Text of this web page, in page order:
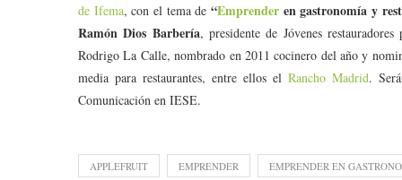
de Ifema, con el tema de“Emprender en gastronomía y
Ramón Dios Barbería, presidente de Jóvenes
Rodrigo La Calle, nombrado en 2011 cocinero del año y
media para restaurantes, entre ellos elRancho Madrid.
Comunicación en IESE.
APPLEFRUIT EMPRENDER EMPRENDER EN